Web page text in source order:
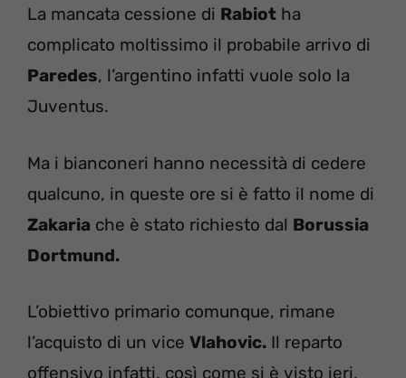
La mancata cessione di Rabiot ha
complicato moltissimo il probabile arrivo di
Paredes, l’argentino infatti vuole solo la
Juventus.
Ma i bianconeri hanno necessità di cedere
qualcuno, in queste ore si è fatto il nome di
Zakaria che è stato richiesto dal Borussia
Dortmund.
L’obiettivo primario comunque, rimane
l’acquisto di un vice Vlahovic. Il reparto
offensivo infatti, così come si è visto ieri,